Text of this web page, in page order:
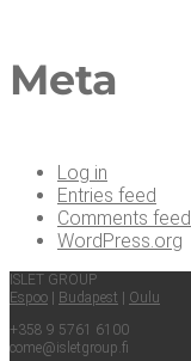
Meta
Log in
Entries feed
Comments feed
WordPress.org
ISLET GROUP
Espoo | Buda­pest | Oulu
+358 9 5761 6100
come@​isletgroup.​fi